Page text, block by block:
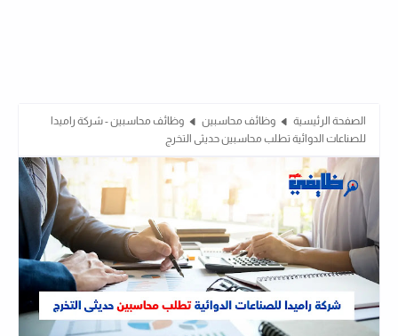
الصفحة الرئيسية وظائف محاسبين
وظائف محاسبين - شركة راميدا
للصناعات الدوائية تطلب محاسبين حديثى التخرج